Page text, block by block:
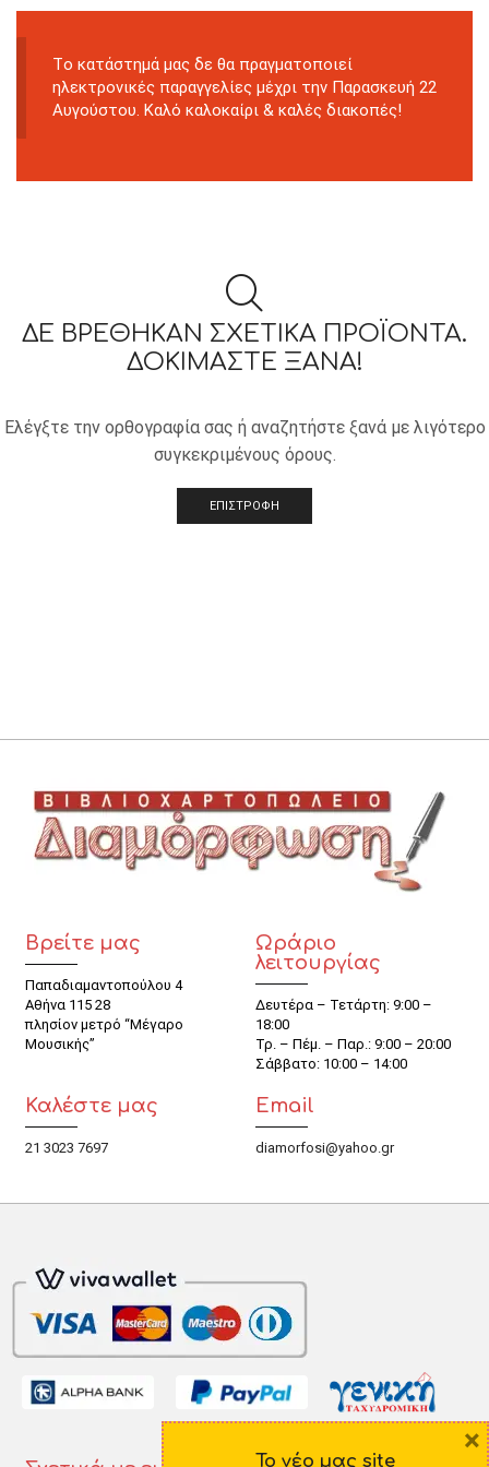
Tο κατάστημά μας δε θα πραγματοποιεί
ηλεκτρονικές παραγγελίες μέχρι την Παρασκευή 22
Αυγούστου. Καλό καλοκαίρι & καλές διακοπές!
ΔΕ ΒΡΈΘΗΚΑΝ ΣΧΕΤΙΚΆ ΠΡΟΪΌΝΤΑ.
ΔΟΚΙΜΆΣΤΕ ΞΑΝΆ!
Ελέγξτε την ορθογραφία σας ή αναζητήστε ξανά με λιγότερο
συγκεκριμένους όρους.
ΕΠΙΣΤΡΟΦΗ
Βρείτε μας
Παπαδιαμαντοπούλου 4
Αθήνα 115 28
πλησίον μετρό “Μέγαρο
Μουσικής”
Ωράριο
λειτουργίας
Δευτέρα – Τετάρτη: 9:00 –
18:00
Τρ. – Πέμ. – Παρ.: 9:00 – 20:00
Σάββατο: 10:00 – 14:00
Καλέστε μας
21 3023 7697
Email
diamorfosi@yahoo.gr
Το νέο μας site
×